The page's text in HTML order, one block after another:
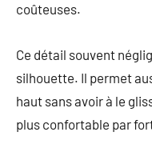
coûteuses.
Ce détail souvent
silhouette. Il permet
haut sans avoir à le
plus confortable par